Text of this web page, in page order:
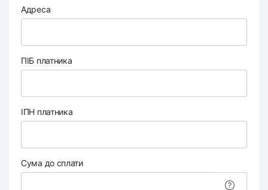
Адреса
ПІБ платника
ІПН платника
Сума до сплати